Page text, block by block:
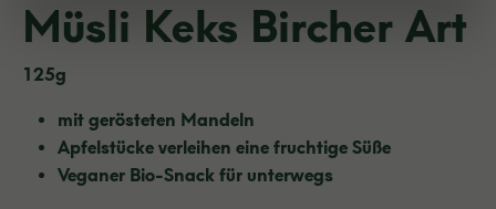
Müsli Keks Bircher Art
125g
mit gerösteten Mandeln
Apfelstücke verleihen eine fruchtige Süße
Veganer Bio-Snack für unterwegs